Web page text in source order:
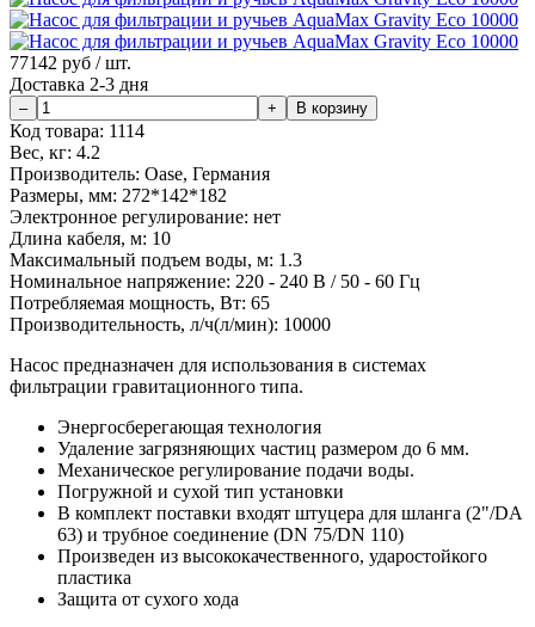
77142 руб / шт.
Доставка 2-3 дня
Код товара: 1114
Вес, кг: 4.2
Производитель: Oase, Германия
Размеры, мм: 272*142*182
Электронное регулирование: нет
Длина кабеля, м: 10
Максимальный подъем воды, м: 1.3
Номинальное напряжение: 220 - 240 В / 50 - 60 Гц
Потребляемая мощность, Вт: 65
Производительность, л/ч(л/мин): 10000
Насос предназначен для использования в системах
фильтрации гравитационного типа.
Энергосберегающая технология
Удаление загрязняющих частиц размером до 6 мм.
Механическое регулирование подачи воды.
Погружной и сухой тип установки
В комплект поставки входят штуцера для шланга (2"/DA
63) и трубное соединение (DN 75/DN 110)
Произведен из высококачественного, ударостойкого
пластика
Защита от сухого хода